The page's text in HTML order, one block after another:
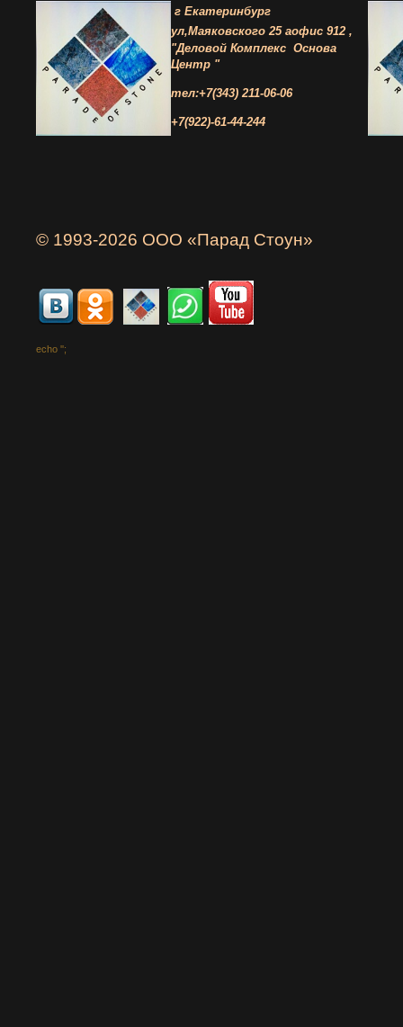
г Екатеринбург
ул,Маяковского 25 аофис 912 ,
"Деловой Комплекс Основа
Центр "
тел:+7(343) 211-06-06
+7(922)-61-44-244
© 1993-2026 ООО «Парад Стоун»
echo '';